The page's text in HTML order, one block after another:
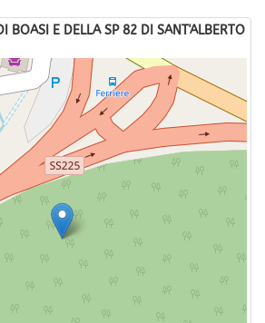
BOASI E DELLA SP 82 DI SANT'ALBERTO